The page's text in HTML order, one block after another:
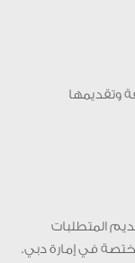
وتقديمها
المتطلبات
في إمارة دبي.